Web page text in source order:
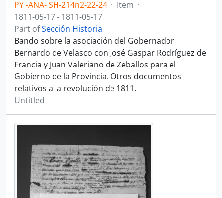
PY -ANA- SH-214n2-22-24 · Item ·
1811-05-17 - 1811-05-17
Part ofSección Historia
Bando sobre la asociación del Gobernador
Bernardo de Velasco con José Gaspar Rodríguez de
Francia y Juan Valeriano de Zeballos para el
Gobierno de la Provincia. Otros documentos
relativos a la revolución de 1811.
Untitled